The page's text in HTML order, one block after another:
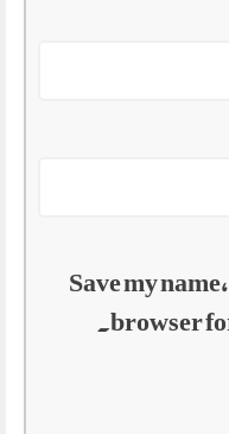
Save my
browser